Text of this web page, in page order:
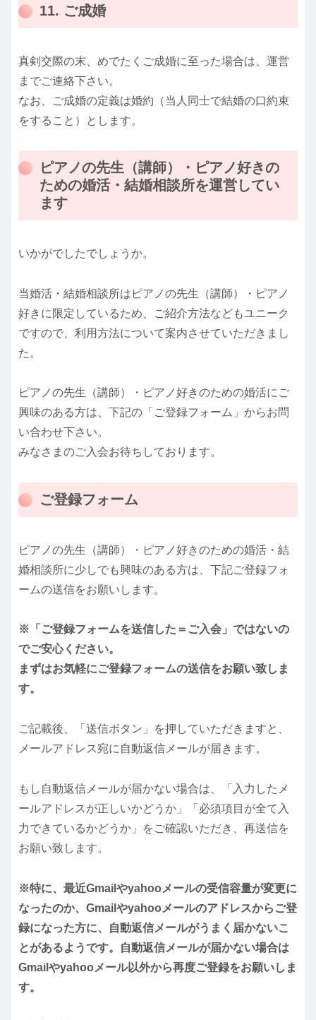
11. ご成婚
真剣交際の末、めでたくご成婚に至った場合は、運営
までご連絡下さい。
なお、ご成婚の定義は婚約（当人同士で結婚の口約束
をすること）とします。
ピアノの先生（講師）・ピアノ好きの
ための婚活・結婚相談所を運営してい
ます
いかがでしたでしょうか。
当婚活・結婚相談所はピアノの先生（講師）・ピアノ
好きに限定しているため、ご紹介方法などもユニーク
ですので、利用方法について案内させていただきまし
た。
ピアノの先生（講師）・ピアノ好きのための婚活にご
興味のある方は、下記の「ご登録フォーム」からお問
い合わせ下さい。
みなさまのご入会お待ちしております。
ご登録フォーム
ピアノの先生（講師）・ピアノ好きのための婚活・結
婚相談所に少しでも興味のある方は、下記ご登録フォ
ームの送信をお願いします。
※「ご登録フォームを送信した＝ご入会」ではないの
でご安心ください。
まずはお気軽にご登録フォームの送信をお願い致しま
す。
ご記載後、「送信ボタン」を押していただきますと、
メールアドレス宛に自動返信メールが届きます。
もし自動返信メールが届かない場合は、「入力したメ
ールアドレスが正しいかどうか」「必須項目が全て入
力できているかどうか」をご確認いただき、再送信を
お願い致します。
※特に、最近Gmailやyahooメールの受信容量が変更に
なったのか、Gmailやyahooメールのアドレスからご登
録になった方に、自動返信メールがうまく届かないこ
とがあるようです。自動返信メールが届かない場合は
Gmailやyahooメール以外から再度ご登録をお願いしま
す。